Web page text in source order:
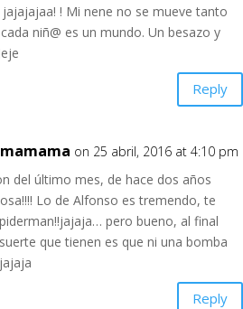
! Mi nene no se mueve tanto
niñ@ es un mundo. Un besazo y
Reply
on 25 abril, 2016 at 4:10 pm
del último mes, de hace dos años
Lo de Alfonso es tremendo, te
pero bueno, al final
que tienen es que ni una bomba
Reply